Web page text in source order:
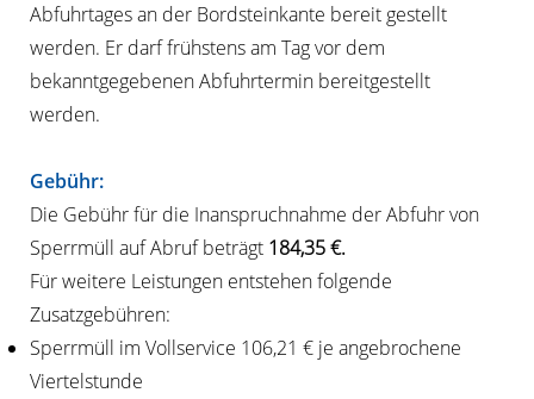
Abfuhrtages an der Bordsteinkante bereit gestellt
werden. Er darf frühstens am Tag vor dem
bekanntgegebenen Abfuhrtermin bereitgestellt
werden.
Gebühr:
Die Gebühr für die Inanspruchnahme der Abfuhr von
Sperrmüll auf Abruf beträgt 184,35 €.
Für weitere Leistungen entstehen folgende
Zusatzgebühren:
Sperrmüll im Vollservice 106,21 € je angebrochene
Viertelstunde